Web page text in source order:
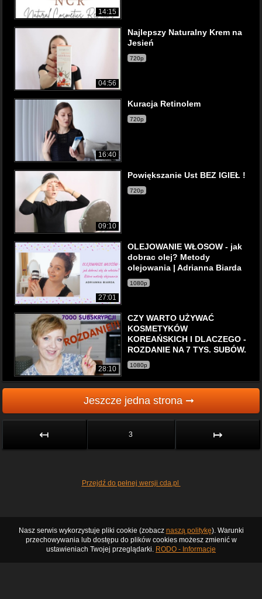
14:15
04:56
Najlepszy Naturalny Krem na
Jesień
720p
16:40
Kuracja Retinolem
720p
09:10
Powiększanie Ust BEZ IGIEŁ !
720p
27:01
OLEJOWANIE WŁOSOW - jak
dobrac olej? Metody
olejowania | Adrianna Biarda
1080p
28:10
CZY WARTO UŻYWAĆ
KOSMETYKÓW
KOREAŃSKICH I DLACZEGO -
ROZDANIE NA 7 TYS. SUBÓW.
1080p
Jeszcze jedna strona ➞
↤ 3 ↦
Przejdź do pełnej wersji cda.pl
Nasz serwis wykorzystuje pliki cookie (zobacz naszą politykę). Warunki
przechowywania lub dostępu do plików cookies możesz zmienić w
ustawieniach Twojej przeglądarki. RODO - Informacje